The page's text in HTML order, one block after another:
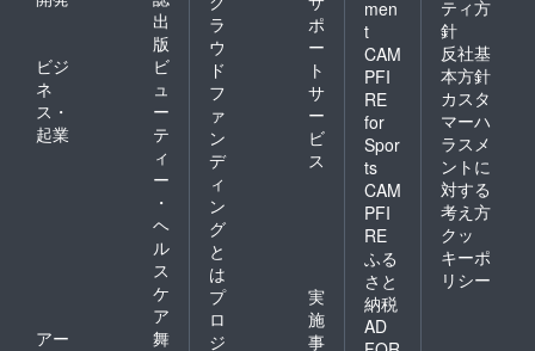
出
版
ビジ
ネ
ス・
起業
ビ
ュ
ー
テ
ィ
ー
・
ヘ
ル
ス
ケ
ア
アー
舞
ラ
ウ
ド
フ
ァ
ン
デ
ィ
ン
グ
と
は
ポ
ー
ト
サ
ー
ビ
ス
プ
ロ
ジ
実
施
事
men
t
CAM
PFI
RE
for
Spor
ts
CAM
PFI
RE
ふる
さと
納税
AD
ティ方
針
反社基
本方針
カスタ
マーハ
ラスメ
ントに
対する
考え方
クッ
キーポ
リシー